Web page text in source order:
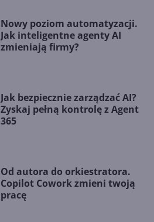
Nowy poziom automatyzacji.
Jak inteligentne agenty AI
zmieniają firmy?
Jak bezpiecznie zarządzać AI?
Zyskaj pełną kontrolę z Agent
365
Od autora do orkiestratora.
Copilot Cowork zmieni twoją
pracę